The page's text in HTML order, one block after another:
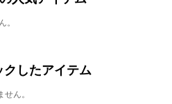
。
クしたアイテム
ん。